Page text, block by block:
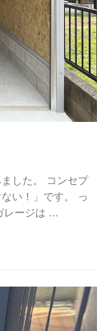
した。 コンセプ
い！」です。 っ
ージは ...